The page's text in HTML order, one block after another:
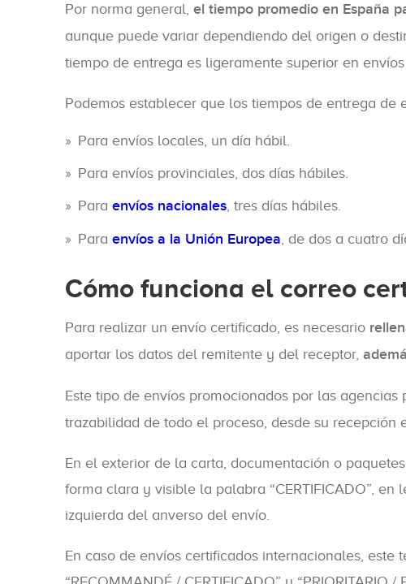
Por norma general, el tiempo promedio en España
aunque puede variar dependiendo del origen o
tiempo de entrega es ligeramente superior en
Podemos establecer que los tiempos de entrega de
Para envíos locales, un día hábil.
Para envíos provinciales, dos días hábiles.
Para envíos nacionales, tres días hábiles.
Para envíos a la Unión Europea, de dos a cuatro
Cómo funciona el correo
Para realizar un envío certificado, es necesario
aportar los datos del remitente y del receptor,
Este tipo de envíos promocionados por las agencias
trazabilidad de todo el proceso, desde su
En el exterior de la carta, documentación o
forma clara y visible la palabra “CERTIFICADO”,
izquierda del anverso del envío.
En caso de envíos certificados internacionales,